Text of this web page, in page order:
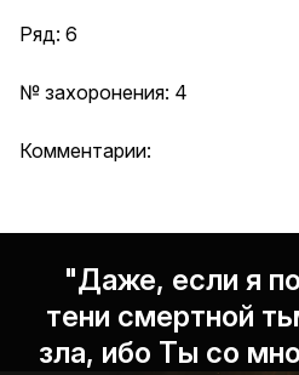
Ряд: 6
№ захоронения: 4
Комментарии:
"Даже, если я
тени смертной
зла, ибо Ты со